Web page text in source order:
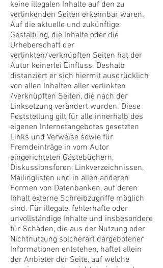
keine illegalen Inhalte auf den zu
verlinkenden Seiten erkennbar waren.
Auf die aktuelle und zukünftige
Gestaltung, die Inhalte oder die
Urheberschaft der
verlinkten/verknüpften Seiten hat der
Autor keinerlei Einfluss. Deshalb
distanziert er sich hiermit ausdrücklich
von allen Inhalten aller verlinkten
/verknüpften Seiten, die nach der
Linksetzung verändert wurden. Diese
Feststellung gilt für alle innerhalb des
eigenen Internetangebotes gesetzten
Links und Verweise sowie für
Fremdeinträge in vom Autor
eingerichteten Gästebüchern,
Diskussionsforen, Linkverzeichnissen,
Mailinglisten und in allen anderen
Formen von Datenbanken, auf deren
Inhalt externe Schreibzugriffe möglich
sind. Für illegale, fehlerhafte oder
unvollständige Inhalte und insbesondere
für Schäden, die aus der Nutzung oder
Nichtnutzung solcherart dargebotener
Informationen entstehen, haftet allein
der Anbieter der Seite, auf welche